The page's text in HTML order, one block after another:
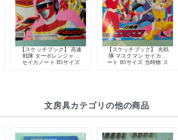
【スケッチブック】 高速
戦隊 ターボレンジャー
セイカノート B5サイズ
【スケッチブック】 光戦
隊 マスクマン セイカノ
ート B5サイズ 当時物 ス
文房具カテゴリの他の商品